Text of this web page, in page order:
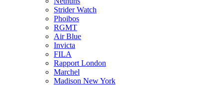
Strider Watch
Phoibos
RGMT
Air Blue
Invicta
FILA
Rapport London
Marchel
Madison New York